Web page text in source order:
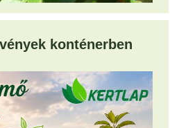
konténerben